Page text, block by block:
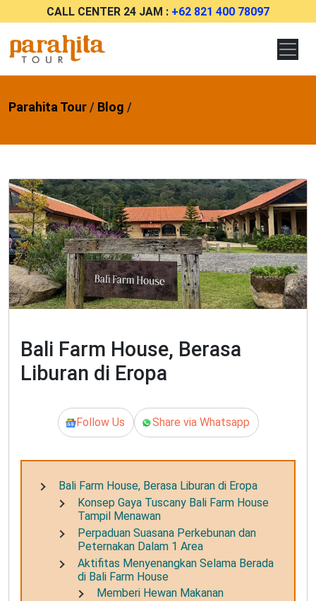
CALL CENTER 24 JAM : +62 821 400 78097
Parahita Tour/ Blog /
Bali Farm House, Berasa
Liburan di Eropa
Follow Us Share via Whatsapp
Bali Farm House, Berasa Liburan di Eropa
Konsep Gaya Tuscany Bali Farm House
Tampil Menawan
Perpaduan Suasana Perkebunan dan
Peternakan Dalam 1 Area
Aktifitas Menyenangkan Selama Berada
di Bali Farm House
Memberi Hewan Makanan